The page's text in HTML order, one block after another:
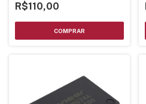
R$110,00